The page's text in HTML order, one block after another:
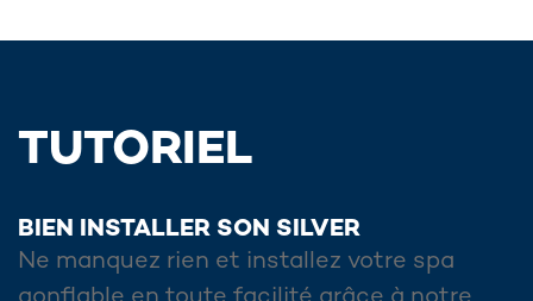
TUTORIEL
BIEN INSTALLER SON SILVER
Ne manquez rien et installez votre spa